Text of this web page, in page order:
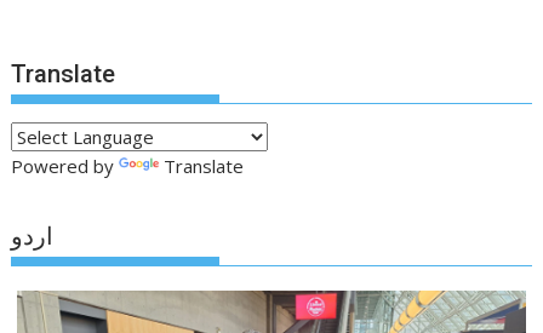
Translate
Powered by Translate
اردو